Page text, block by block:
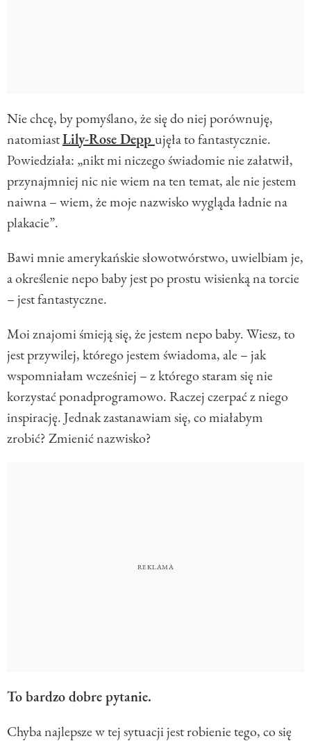
Nie chcę, by pomyślano, że się do niej porównuję,
natomiastLily-Rose Deppujęła to fantastycznie.
Powiedziała: „nikt mi niczego świadomie nie załatwił,
przynajmniej nic nie wiem na ten temat, ale nie jestem
naiwna – wiem, że moje nazwisko wygląda ładnie na
plakacie”.
Bawi mnie amerykańskie słowotwórstwo, uwielbiam je,
a określenie nepo baby jest po prostu wisienką na torcie
– jest fantastyczne.
Moi znajomi śmieją się, że jestem nepo baby. Wiesz, to
jest przywilej, którego jestem świadoma, ale – jak
wspomniałam wcześniej – z którego staram się nie
korzystać ponadprogramowo. Raczej czerpać z niego
inspirację. Jednak zastanawiam się, co miałabym
zrobić? Zmienić nazwisko?
To bardzo dobre pytanie.
Chyba najlepsze w tej sytuacji jest robienie tego, co się